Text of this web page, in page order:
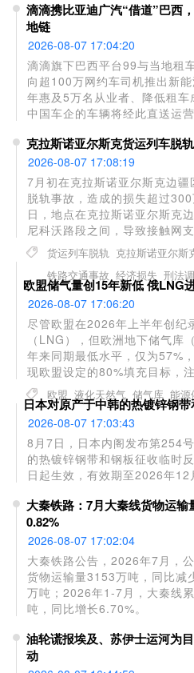
系89年来最大规模重组。业绩
——今年美国关税预计带来40亿
量大幅下滑，上半年在华销量
滴滴携比亚迪广汽“借道”巴西
地链
2026-08-07 17:04:20
滴滴旗下巴西平台99与当地租
向超100万网约车司机推出新
年惠及5万名从业者、降低租
中国车企的车辆将经此直送运
万辆新能源车上平台。滴滴正
厂+充电生态”四角绑定，将国
新能源车企解决海外规模化落
克拉斯诺亚尔斯克货运列车脱
2026-08-07 17:08:19
7月初在克拉斯诺亚尔斯克边
脱轨事故，造成的损失超过
日，地点在克拉斯诺亚尔斯克
尼科沃路段之间，导致接触网
车运行。调查显示，事故造成
损坏，运输公司因此蒙受经济
《俄罗斯联邦刑法典》第263条
过失违反铁路交通安全运营规
货运列车脱轨 克拉斯诺亚尔斯
铁路交通事故 经济损失 刑法
欧盟储气量创15年新低 俄LNG
2026-08-07 17:06:20
尽管欧盟在2026年上半年创纪
（LNG），但欧洲地下储气库
年来同期最低水平，仅为57%
现欧盟设定的80%填充目标，
意的是，欧盟今年对俄管道气
7%和11%，俄气仍占欧盟消费
班牙是主要进口国，其中比利
罗斯。
欧盟 液化天然气 储气库 能源
日本对原产于中韩的热镀锌钢
2026-08-07 17:03:43
8月7日，日本内阁发布第254
的热镀锌钢带和钢板征收临时
日起生效，有效期至2026年12
大秦铁路：7月大秦线货物运
0.82%
2026-08-07 17:02:04
大秦铁路公告，2026年7月，
货物运输量3153万吨，同比减
万吨；2026年1-7月，大秦线
吨，同比增长6.70%。
油轮谎报埃及、苏伊士运河为
动